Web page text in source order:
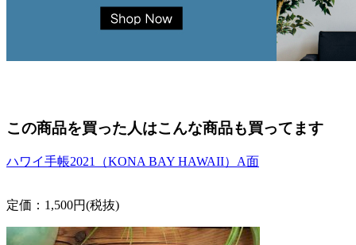
この商品を買った人はこんな商品も買ってます
ハワイ手帳2021（KONA BAY HAWAII）A面
定価：1,500円(税抜)